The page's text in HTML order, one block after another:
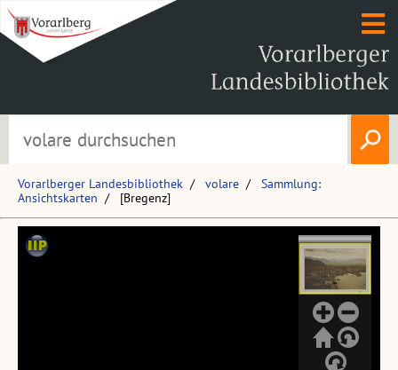
Vorarlberger Landesbibliothek volare
Sammlung:
Ansichtskarten
[Bregenz]